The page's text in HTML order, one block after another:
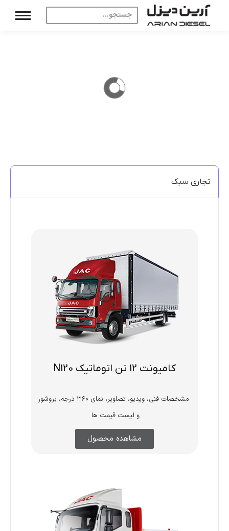
تجاری سبک
کامیونت 12 تن اتوماتیک N120
مشخصات فنی، ویدیو، تصاویر، نمای ۳۶۰ درجه، بروشور
و لیست قیمت ها
مشاهده محصول